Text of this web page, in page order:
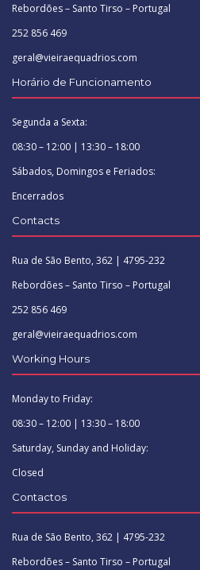
Rebordões – Santo Tirso – Portugal
252 856 469
geral@vieiraequadrios.com
Horário de Funcionamento
Segunda a Sexta:
08:30 – 12:00 | 13:30 – 18:00
Sábados, Domingos e Feriados:
Encerrados
Contacts
Rua de São Bento, 362 | 4795-232
Rebordões – Santo Tirso – Portugal
252 856 469
geral@vieiraequadrios.com
Working Hours
Monday to Friday:
08:30 – 12:00 | 13:30 – 18:00
Saturday, Sunday and Holiday:
Closed
Contactos
Rua de São Bento, 362 | 4795-232
Rebordões – Santo Tirso – Portugal